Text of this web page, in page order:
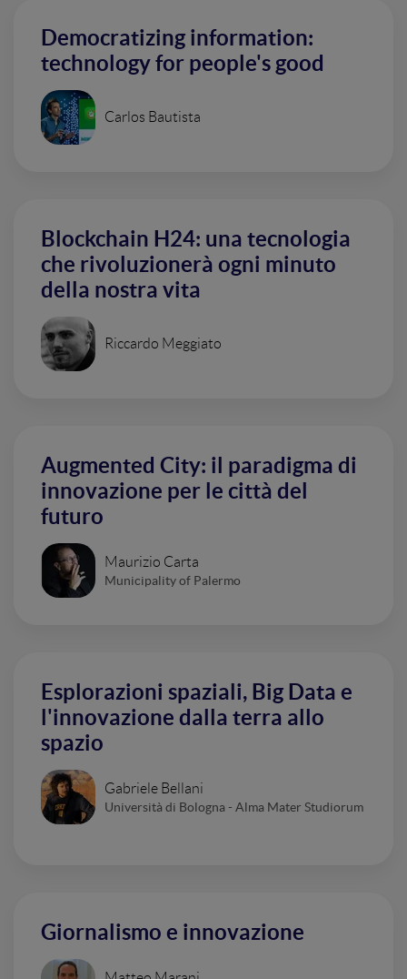
Democratizing information:
technology for people's good
Carlos Bautista
Blockchain H24: una tecnologia
che rivoluzionerà ogni minuto
della nostra vita
Riccardo Meggiato
Augmented City: il paradigma di
innovazione per le città del
futuro
Maurizio Carta
Municipality of Palermo
Esplorazioni spaziali, Big Data e
l'innovazione dalla terra allo
spazio
Gabriele Bellani
Università di Bologna - Alma Mater Studiorum
Giornalismo e innovazione